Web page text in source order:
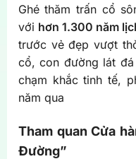
Ghé thăm trấn cổ
với hơn 1.300 năm
trước vẻ đẹp vượt
cổ, con đường lát
chạm khắc tinh tế,
năm qua
Tham quan Cửa
Đường”